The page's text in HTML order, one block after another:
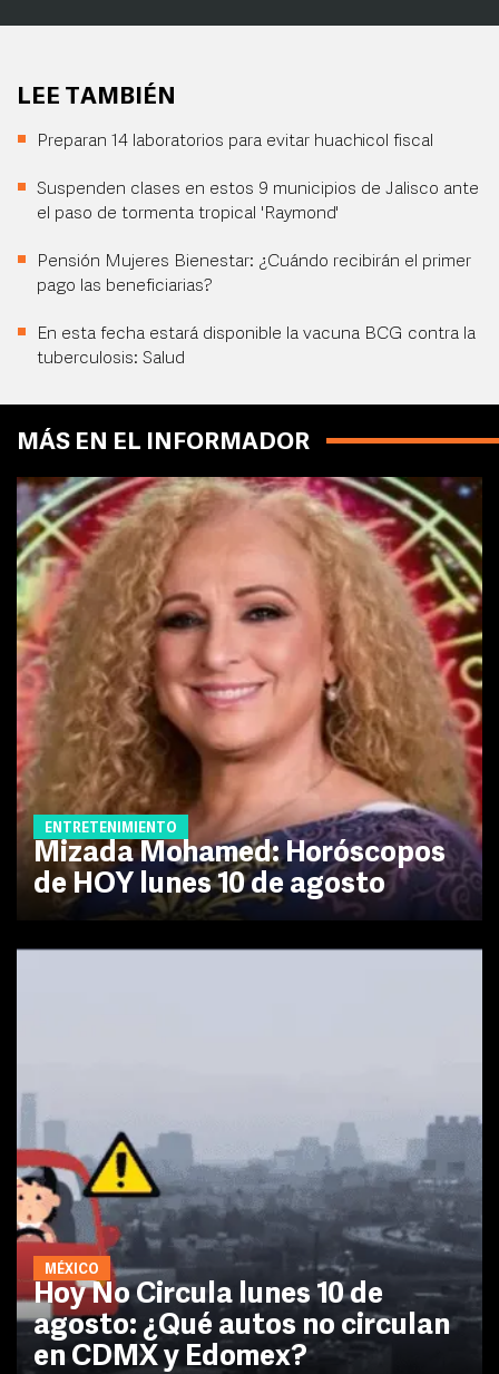
LEE TAMBIÉN
Preparan 14 laboratorios para evitar huachicol fiscal
Suspenden clases en estos 9 municipios de Jalisco ante
el paso de tormenta tropical 'Raymond'
Pensión Mujeres Bienestar: ¿Cuándo recibirán el primer
pago las beneficiarias?
En esta fecha estará disponible la vacuna BCG contra la
tuberculosis: Salud
MÁS EN EL INFORMADOR
ENTRETENIMIENTO
Mizada Mohamed: Horóscopos
de HOY lunes 10 de agosto
MÉXICO
Hoy No Circula lunes 10 de
agosto: ¿Qué autos no circulan
en CDMX y Edomex?